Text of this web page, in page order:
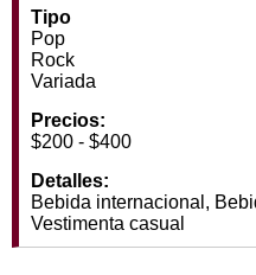
Tipo
Pop
Rock
Variada
Precios:
$200 - $400
Detalles:
Bebida internacional,
Vestimenta casual